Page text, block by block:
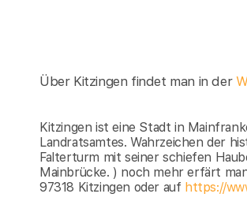
Über Kitzingen findet man in der
Kitzingen ist eine Stadt in
Landratsamtes. Wahrzeichen der
Falterturm mit seiner schiefen
Mainbrücke. ) noch mehr erfärt
97318 Kitzingen oder auf https://